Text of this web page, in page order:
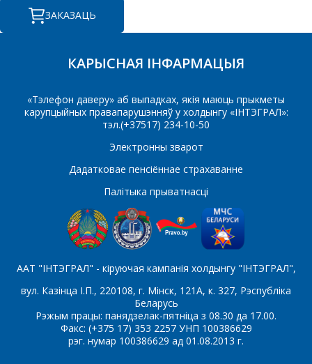
ЗАКАЗАЦЬ
КАРЫСНАЯ ІНФАРМАЦЫЯ
«Тэлефон даверу» аб выпадках, якія маюць прыкметы
карупцыйных правапарушэнняў у холдынгу «ІНТЭГРАЛ»:
тэл.(+37517) 234-10-50
Электронны зварот
Дадатковае пенсіённае страхаванне
Палітыка прыватнасці
ААТ "ІНТЭГРАЛ" - кіруючая кампанія холдынгу "ІНТЭГРАЛ",
вул. Казінца І.П., 220108, г. Мінск, 121А, к. 327, Рэспубліка
Беларусь
Рэжым працы: панядзелак-пятніца з 08.30 да 17.00.
Факс: (+375 17) 353 2257 УНП 100386629
рэг. нумар 100386629 ад 01.08.2013 г.
E-mail
Які цікавіць тавар/паслуга
Паведамленне*
*- обязательные поля
СОХРАНИТЬ